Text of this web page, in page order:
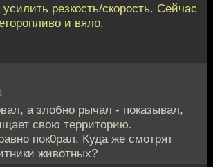
резкость/скорость. Сейчас
и вяло.
а злобно рычал - показывал,
свою территорию.
пок0рал. Куда же смотрят
животных?